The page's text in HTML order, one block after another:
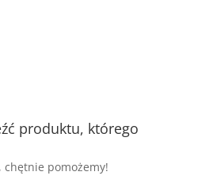
produktu, którego
pomożemy!